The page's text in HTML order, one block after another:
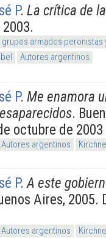
P. La crítica de
2003.
armados
Autores argentinos
P. Me enamora
.
octubre de 2003
Autores argentinos
P. A este
Aires,
Autores argentinos